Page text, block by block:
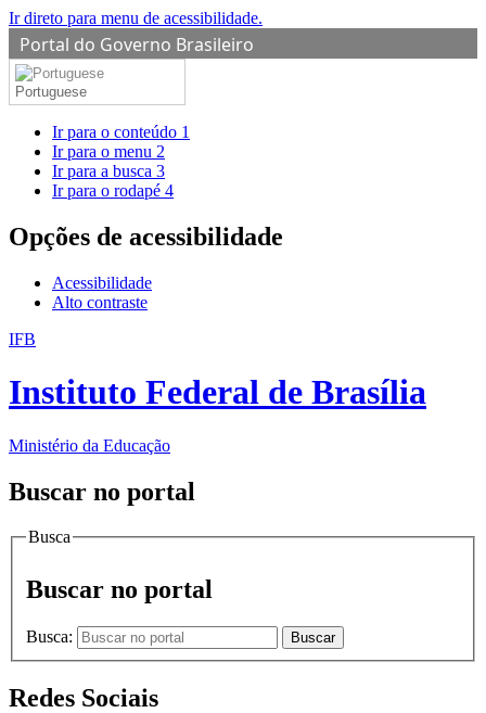
Ir direto para menu de acessibilidade.
Portal do Governo Brasileiro
Portuguese
Ir para o conteúdo 1
Ir para o menu 2
Ir para a busca 3
Ir para o rodapé 4
Opções de acessibilidade
Acessibilidade
Alto contraste
IFB
Instituto Federal de Brasília
Ministério da Educação
Buscar no portal
Busca
Buscar no portal
Busca: Buscar
Redes Sociais